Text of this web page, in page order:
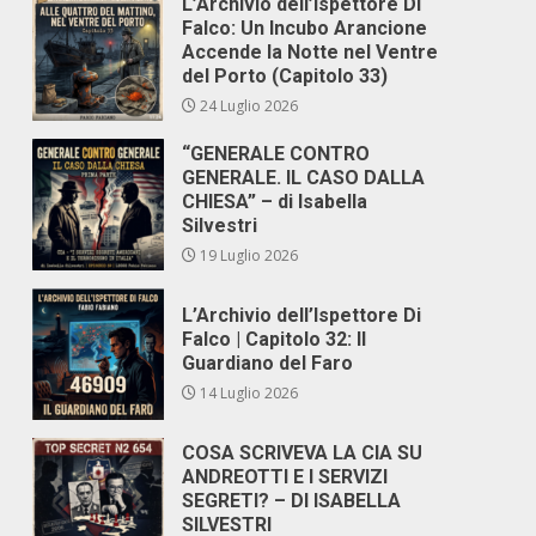
Falco: Un Incubo Arancione
Accende la Notte nel Ventre
del Porto (Capitolo 33)
24 Luglio 2026
“GENERALE CONTRO
GENERALE. IL CASO DALLA
CHIESA” – di Isabella
Silvestri
19 Luglio 2026
L’Archivio dell’Ispettore Di
Falco | Capitolo 32: Il
Guardiano del Faro
14 Luglio 2026
COSA SCRIVEVA LA CIA SU
ANDREOTTI E I SERVIZI
SEGRETI? – DI ISABELLA
SILVESTRI